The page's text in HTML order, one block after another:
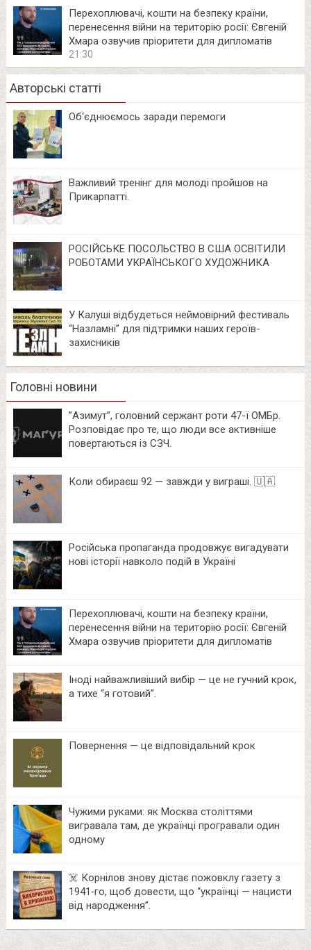
Перехоплювачі, кошти на безпеку країни,
перенесення війни на територію росії: Євгеній
Хмара озвучив пріоритети для дипломатів
21:30
Авторські статті
Об‘єднюємось заради перемоги
Важливий тренінг для молоді пройшов на
Прикарпатті.
РОСІЙСЬКЕ ПОСОЛЬСТВО В США ОСВІТИЛИ
РОБОТАМИ УКРАЇНСЬКОГО ХУДОЖНИКА
У Калуші відбудеться неймовірний фестиваль
“Назламні” для підтримки наших героїв-
захисників
Головні новини
⁨”Азимут”, головний сержант роти 47-ї ОМБр.
Розповідає про те, що люди все активніше
повертаються із СЗЧ.
Коли обираєш 92 — завжди у виграші. 🇺🇦
Російська пропаганда продовжує вигадувати
нові історії навколо подій в Україні
Перехоплювачі, кошти на безпеку країни,
перенесення війни на територію росії: Євгеній
Хмара озвучив пріоритети для дипломатів
Іноді найважливіший вибір — це не гучний крок,
а тихе “я готовий”.
Повернення — це відповідальний крок
Чужими руками: як Москва століттями
вигравала там, де українці програвали один
одному
☠️ Корнілов знову дістає пожовклу газету з
1941‑го, щоб довести, що “українці — нацисти
від народження”.